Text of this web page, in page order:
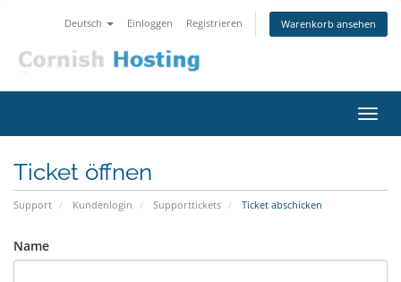
Deutsch Einloggen Registrieren Warenkorb ansehen
ein-/
Ticket öffnen
Support Kundenlogin Supporttickets Ticket abschicken
Name